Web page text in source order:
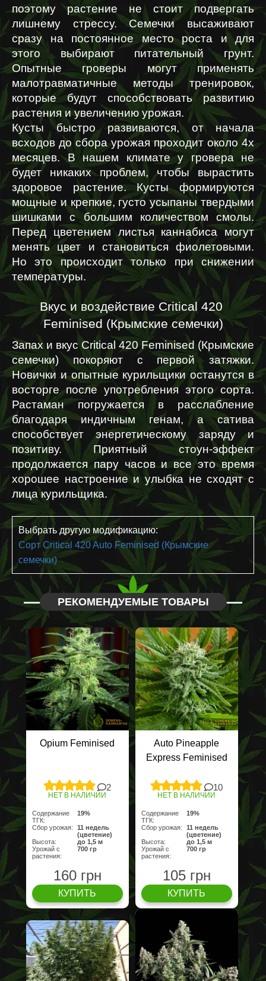
поэтому растение не стоит подвергать
лишнему стрессу. Семечки высаживают
сразу на постоянное место роста и для
этого выбирают питательный грунт.
Опытные гроверы могут применять
малотравматичные методы тренировок,
которые будут способствовать развитию
растения и увеличению урожая.
Кусты быстро развиваются, от начала
всходов до сбора урожая проходит около 4х
месяцев. В нашем климате у гровера не
будет никаких проблем, чтобы вырастить
здоровое растение. Кусты формируются
мощные и крепкие, густо усыпаны твердыми
шишками с большим количеством смолы.
Перед цветением листья каннабиса могут
менять цвет и становиться фиолетовыми.
Но это происходит только при снижении
температуры.
Вкус и воздействие Critical 420
Feminised (Крымские семечки)
Запах и вкус Critical 420 Feminised (Крымские
семечки) покоряют с первой затяжки.
Новички и опытные курильщики останутся в
восторге после употребления этого сорта.
Растаман погружается в расслабление
благодаря индичным генам, а сатива
способствует энергетическому заряду и
позитиву. Приятный стоун-эффект
продолжается пару часов и все это время
хорошее настроение и улыбка не сходят с
лица курильщика.
Выбрать другую модификацию:
Сорт Critical 420 Auto Feminised (Крымские
семечки)
РЕКОМЕНДУЕМЫЕ ТОВАРЫ
Opium Feminised
2
НЕТ В НАЛИЧИИ
Содержание
ТГК:
19%
Сбор урожая:
11 недель
(цветение)
Высота:
до 1,5 м
Урожай с
растения:
700 гр
160 грн
КУПИТЬ
Auto Pineapple
Express Feminised
10
НЕТ В НАЛИЧИИ
Содержание
ТГК:
19%
Сбор урожая:
11 недель
(цветение)
Высота:
до 1,5 м
Урожай с
растения:
700 гр
105 грн
КУПИТЬ